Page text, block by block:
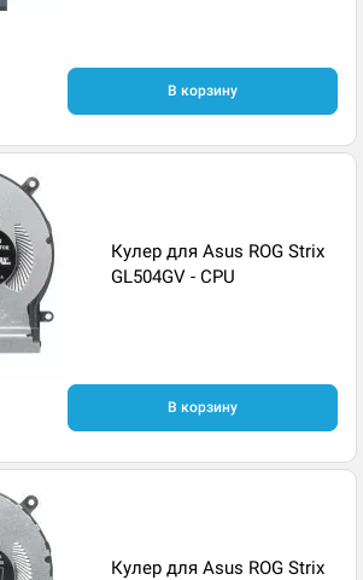
В корзину
Кулер для Asus ROG Strix
GL504GV - CPU
В корзину
Кулер для Asus ROG Strix